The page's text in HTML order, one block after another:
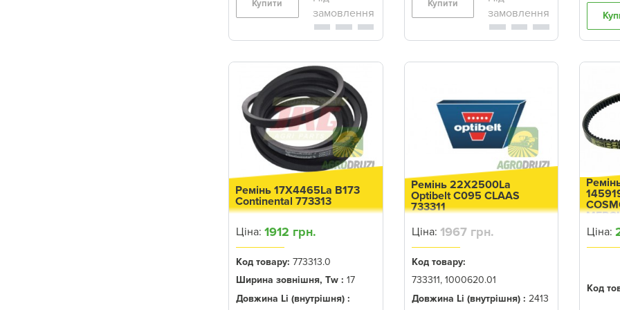
Купити Купити
Ремінь 17X4465La B173
Continental 773313
Ціна: 1912 грн.
Код товару: 773313.0
Ширина зовнішня, Tw : 17
Довжина Li (внутрішня) :
Ремінь 22X2500La
Optibelt C095 CLAAS
733311
Ціна: 1967 грн.
Код товару:
733311, 1000620.01
Довжина Li (внутрішня) : 2413
Ціна:
Код